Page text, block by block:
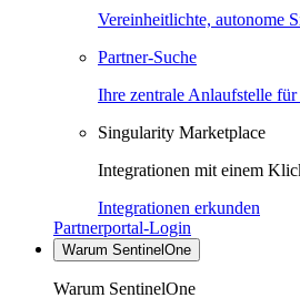
Vereinheitlichte, autonome
Partner-Suche
Ihre zentrale Anlaufstelle
Singularity Marketplace
Integrationen mit einem
Integrationen erkunden
Partnerportal-Login
Warum SentinelOne
Warum SentinelOne